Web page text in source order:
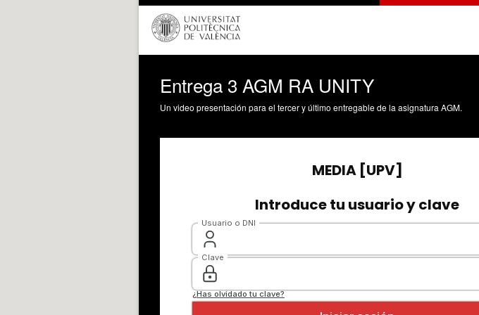
Entrega 3 AGM RA UNITY
Un video presentación para el tercer y último entregable de la asignatura AGM.